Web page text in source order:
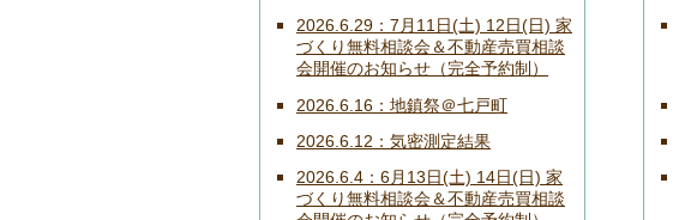
2026.6.29
7月11日(土) 12日(日) 家
づくり無料相談会＆不動産売買相談
会開催のお知らせ（完全予約制）
2026.6.16
地鎮祭＠七戸町
2026.6.12
気密測定結果
2026.6.4
6月13日(土) 14日(日) 家
づくり無料相談会＆不動産売買相談